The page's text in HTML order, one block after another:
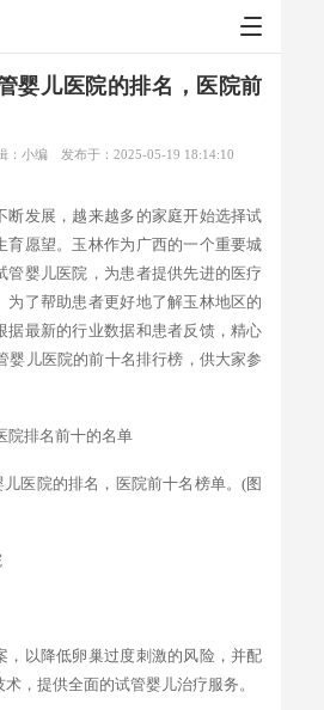
婴儿医院的排名，医院前
：小编 发布于：2025-05-19 18:14:10
断发展，越来越多的家庭开始选择试
育愿望。玉林作为广西的一个重要城
管婴儿医院，为患者提供先进的医疗
为了帮助患者更好地了解玉林地区的
据最新的行业数据和患者反馈，精心
婴儿医院的前十名排行榜，供大家参
院排名前十的名单
，以降低卵巢过度刺激的风险，并配
，提供全面的试管婴儿治疗服务。